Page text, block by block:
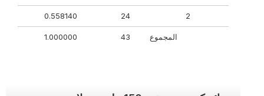
24
0.558140
المجموع 43
1.000000